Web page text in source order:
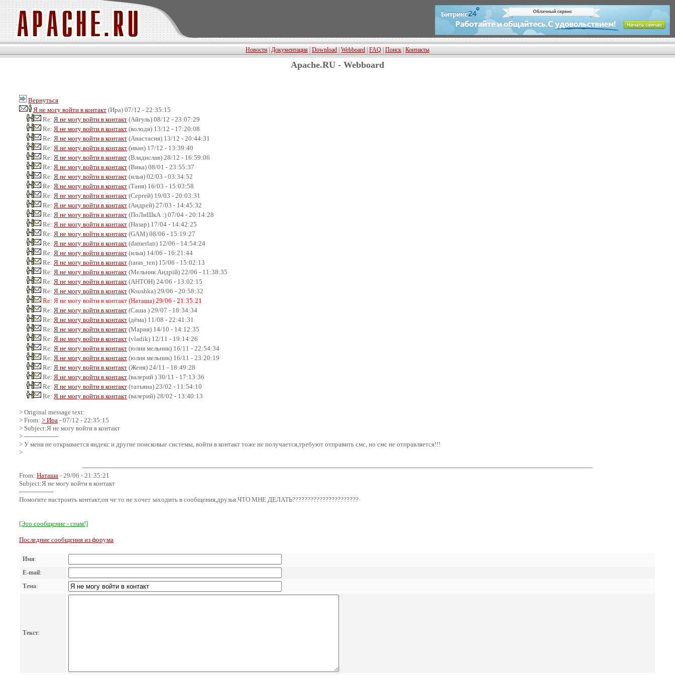
Новости Документация Download Webboard FAQ Поиск Контакты
Apache.RU - Webboard
Вернуться
Я не могу войти в контакт (Ира) 07/12 - 22:35:15
Re: Я не могу войти в контакт (Айгуль) 08/12 - 23:07:29
Re: Я не могу войти в контакт (володя) 13/12 - 17:20:08
Re: Я не могу войти в контакт (Анастасия) 13/12 - 20:44:31
Re: Я не могу войти в контакт (иван) 17/12 - 13:39:40
Re: Я не могу войти в контакт (Владислав) 28/12 - 16:59:06
Re: Я не могу войти в контакт (Вика) 08/01 - 23:55:37
Re: Я не могу войти в контакт (илья) 02/03 - 03:34:52
Re: Я не могу войти в контакт (Таня) 16/03 - 15:03:58
Re: Я не могу войти в контакт (Сергей) 19/03 - 20:03:31
Re: Я не могу войти в контакт (Андрей) 27/03 - 14:45:32
Re: Я не могу войти в контакт (ПоЛиШкА :) 07/04 - 20:14:28
Re: Я не могу войти в контакт (Назар) 17/04 - 14:42:25
Re: Я не могу войти в контакт (GAM) 08/06 - 15:19:27
Re: Я не могу войти в контакт (damerlan) 12/06 - 14:54:24
Re: Я не могу войти в контакт (илья) 14/06 - 16:21:44
Re: Я не могу войти в контакт (taras_ten) 15/06 - 15:02:13
Re: Я не могу войти в контакт (Мельник Андрій) 22/06 - 11:38:35
Re: Я не могу войти в контакт (АНТОН) 24/06 - 13:02:15
Re: Я не могу войти в контакт (Ksushka) 29/06 - 20:58:32
Re: Я не могу войти в контакт (Наташа) 29/06 - 21:35:21
Re: Я не могу войти в контакт (Саша ) 29/07 - 18:34:34
Re: Я не могу войти в контакт (дёма) 11/08 - 22:41:31
Re: Я не могу войти в контакт (Мария) 14/10 - 14:12:35
Re: Я не могу войти в контакт (vladik) 12/11 - 19:14:26
Re: Я не могу войти в контакт (юлия мельник) 16/11 - 22:54:34
Re: Я не могу войти в контакт (юлия мельник) 16/11 - 23:20:19
Re: Я не могу войти в контакт (Женя) 24/11 - 18:49:28
Re: Я не могу войти в контакт (валерий ) 30/11 - 17:13:36
Re: Я не могу войти в контакт (татьяна) 23/02 - 11:54:10
Re: Я не могу войти в контакт (валерий) 28/02 - 13:40:13
> Original message text:
> From: > Ира - 07/12 - 22:35:15
> Subject:Я не могу войти в контакт
> -----------------
> У меня не открывается яндекс и другие поисковые системы, войти в контакт тоже не получается,требуют отправить смс, но смс не отправляется!!!
>
From: Наташа - 29/06 - 21:35:21
Subject:Я не могу войти в контакт
-----------------
Помогите настроить контакт,он че то не хочет заходить в сообщения,друзья.ЧТО МНЕ ДЕЛАТЬ??????????????????????
[Это сообщение - спам!]
Последние сообщения из форума
Имя:
E-mail:
Тема:
Текст: